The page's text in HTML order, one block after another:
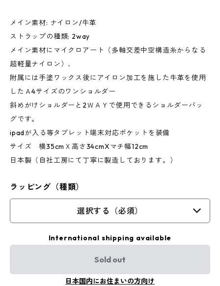
メイン素材: ナイロン/牛革
ストラップの種類: 2way
メイン素材にマイクロアート（多軸交差中空構造糸からなる
超軽量ナイロン）、
附属には手塗ワックス後にアイロン加工を施した牛革を使用
したＡ4サイズのワンショルダー
斜めがけショルダーと2ＷＡＹで使用できるショルダーバッ
グです。
ipadが入る等タブレット端末対応ポケットを装備
サイズ 横35cmＸ高さ34cmXマチ幅12cm
日本製（自社工房にて丁寧に製造しております。）
ラッピング（種類）
選択する（必須）
International shipping available
Sold out
日本国内にお住まいの方向け